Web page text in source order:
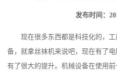
发布时间：
现在很多东西都是科技化的，
备，就拿丝袜机来说吧，现在有了
有了很大的提升。机械设备在使用